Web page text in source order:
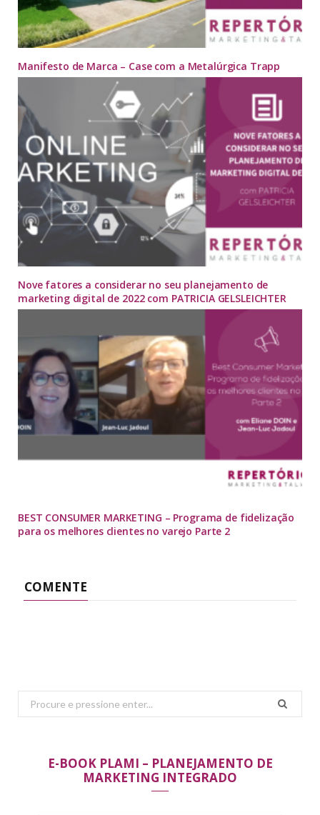
Manifesto de Marca – Case com a Metalúrgica Trapp
Nove fatores a considerar no seu planejamento de
marketing digital de 2022 com PATRICIA GELSLEICHTER
BEST CONSUMER MARKETING – Programa de fidelização
para os melhores clientes no varejo Parte 2
COMENTE
Search
for:
E-BOOK PLAMI – PLANEJAMENTO DE
MARKETING INTEGRADO